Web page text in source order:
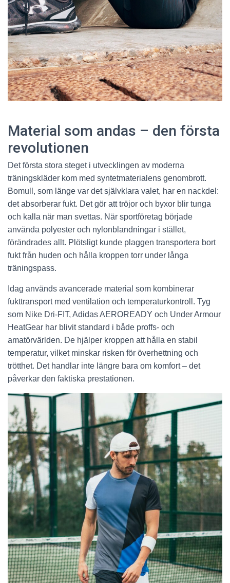
Material som andas – den första
revolutionen
Det första stora steget i utvecklingen av moderna
träningskläder kom med syntetmaterialens genombrott.
Bomull, som länge var det självklara valet, har en nackdel:
det absorberar fukt. Det gör att tröjor och byxor blir tunga
och kalla när man svettas. När sportföretag började
använda polyester och nylonblandningar i stället,
förändrades allt. Plötsligt kunde plaggen transportera bort
fukt från huden och hålla kroppen torr under långa
träningspass.
Idag används avancerade material som kombinerar
fukttransport med ventilation och temperaturkontroll. Tyg
som Nike Dri-FIT, Adidas AEROREADY och Under Armour
HeatGear har blivit standard i både proffs- och
amatörvärlden. De hjälper kroppen att hålla en stabil
temperatur, vilket minskar risken för överhettning och
trötthet. Det handlar inte längre bara om komfort – det
påverkar den faktiska prestationen.